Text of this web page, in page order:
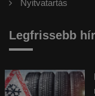
Nyitvatartás
Legfrissebb